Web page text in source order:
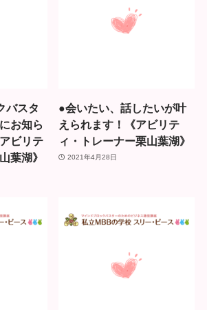
バスタ
お知ら
ビリテ
葉湖》
●会いたい、話したいが叶
えられます！《アビリテ
ィ・トレーナー栗山葉湖》
2021年4月28日